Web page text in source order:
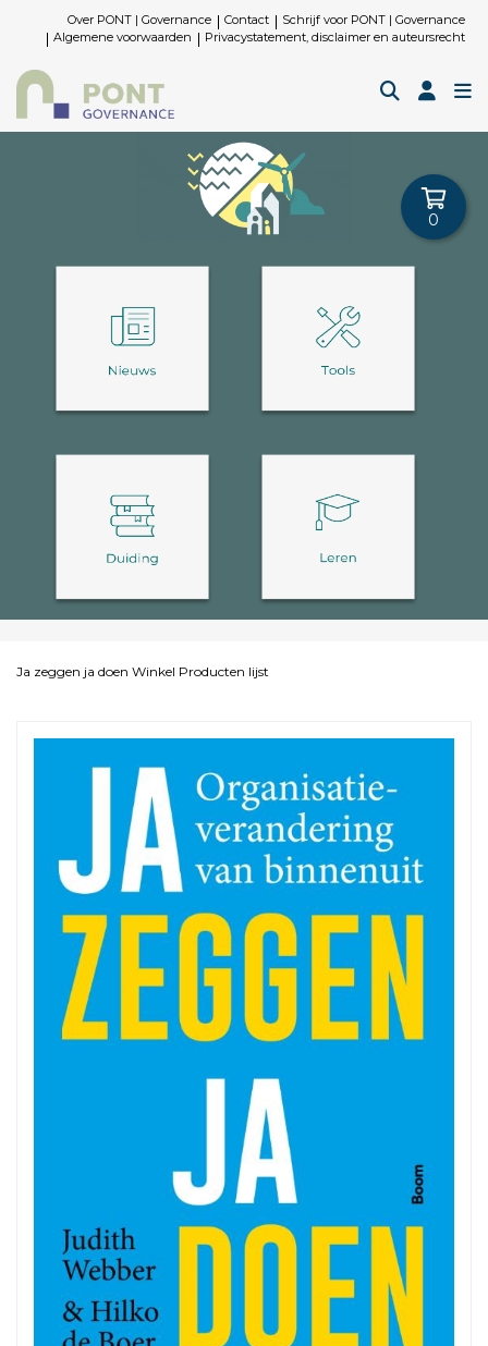
Over PONT | Governance Contact
Schrijf voor PONT | Governance
Algemene voorwaarden
Privacystatement, disclaimer en auteursrecht
0
Ja zeggen ja doen Winkel Producten lijst